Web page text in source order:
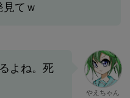
見てｗ
よね。死
やえちゃん